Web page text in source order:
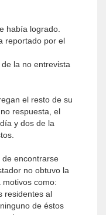
había logrado.
reportado por el
la no entrevista
el resto de su
respuesta, el
y dos de la
encontrarse
no obtuvo la
como:
residentes al
de éstos